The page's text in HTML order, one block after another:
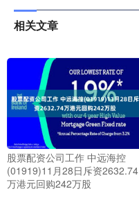
相关文章
股票配资公司工作 中远海控
(01919)11月28日斥资2632.74
万港元回购242万股